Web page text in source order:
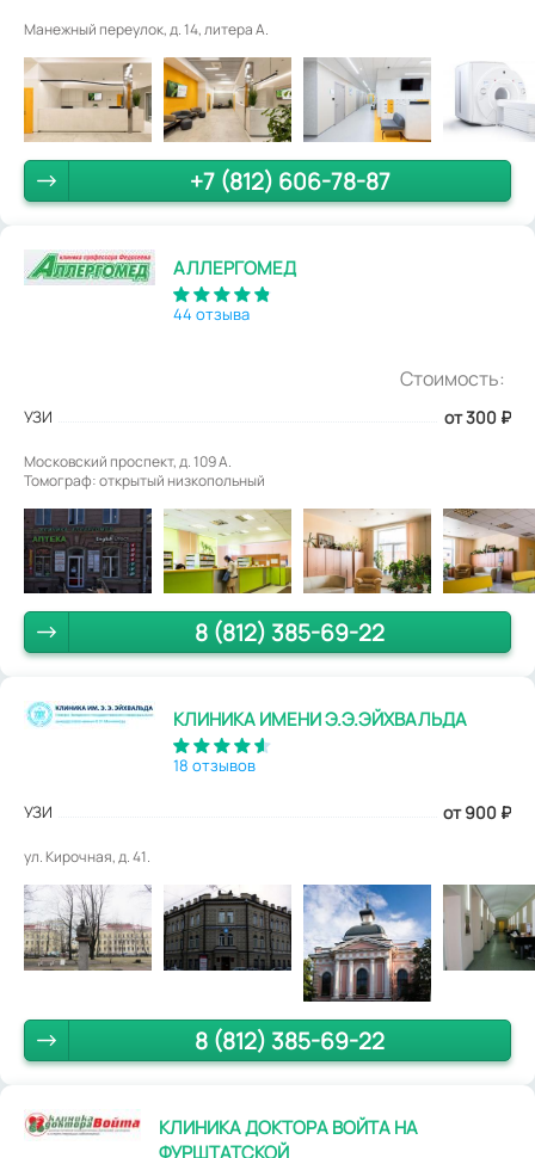
Манежный переулок, д. 14, литера А.
+7 (812) 606-78-87
АЛЛЕРГОМЕД
44 отзыва
Стоимость:
УЗИ от 300 ₽
Московский проспект, д. 109 А.
Томограф: открытый низкопольный
8 (812) 385-69-22
КЛИНИКА ИМЕНИ Э.Э.ЭЙХВАЛЬДА
18 отзывов
УЗИ от 900 ₽
ул. Кирочная, д. 41.
8 (812) 385-69-22
КЛИНИКА ДОКТОРА ВОЙТА НА
ФУРШТАТСКОЙ